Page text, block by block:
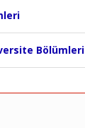
Bölümleri